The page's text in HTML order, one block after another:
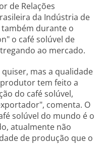
de Relações
da Indústria de
também durante o
o café solúvel de
ao mercado.
mas a qualidade
tem feito a
do café solúvel,
comenta. O
solúvel do mundo é o
atualmente não
de produção que o